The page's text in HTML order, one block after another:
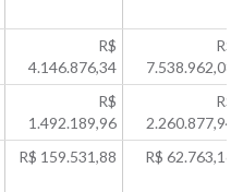
R$
4.146.876,34
R$
7.538.962,08
R$
1.492.189,96
R$
2.260.877,94
R$ 159.531,88 R$ 62.763,16